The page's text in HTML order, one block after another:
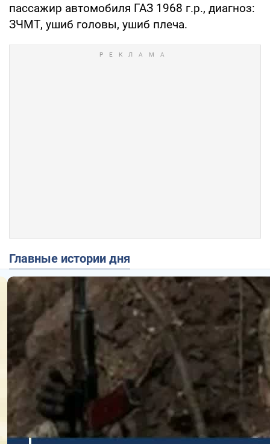
пассажир автомобиля ГАЗ 1968 г.р., диагноз:
ЗЧМТ, ушиб головы, ушиб плеча.
Главные истории дня